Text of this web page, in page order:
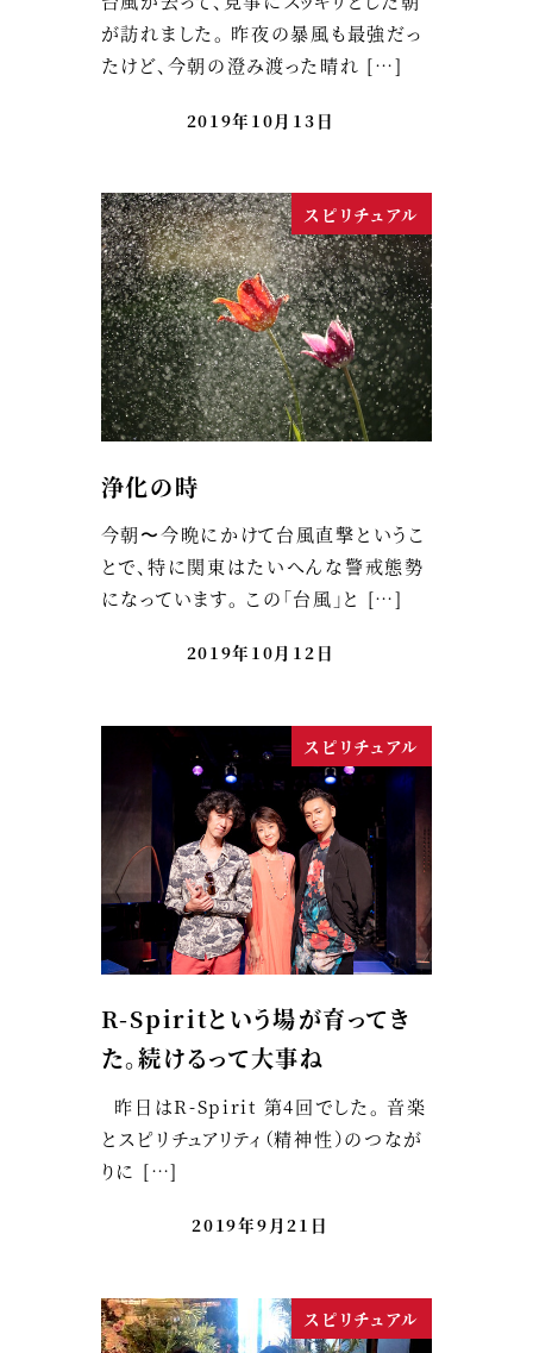
が訪れました。 昨夜の暴風も最強だっ
たけど、今朝の澄み渡った晴れ […]
2019年10月13日
スピリチュアル
浄化の時
今朝〜今晩にかけて台風直撃というこ
とで、特に関東はたいへんな警戒態勢
になっています。 この「台風」と […]
2019年10月12日
スピリチュアル
R-Spiritという場が育ってき
た。続けるって大事ね
昨日はR-Spirit 第4回でした。 音楽
とスピリチュアリティ（精神性）のつなが
りに […]
2019年9月21日
スピリチュアル